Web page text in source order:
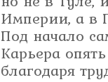
Империи, а в
Под начало
Карьера
благодаря